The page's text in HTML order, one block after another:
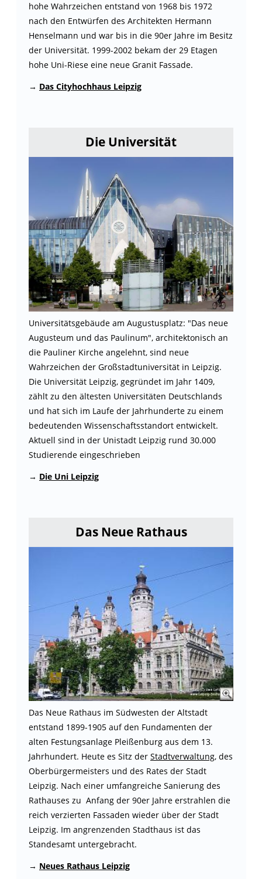
hohe Wahrzeichen entstand von 1968 bis 1972
nach den Entwürfen des Architekten Hermann
Henselmann und war bis in die 90er Jahre im Besitz
der Universität. 1999-2002 bekam der 29 Etagen
hohe Uni-Riese eine neue Granit Fassade.
→ Das Cityhochhaus Leipzig
Die Universität
Universitätsgebäude am Augustusplatz: "Das neue
Augusteum und das Paulinum", architektonisch an
die Pauliner Kirche angelehnt, sind neue
Wahrzeichen der Großstadtuniversität in Leipzig.
Die Universität Leipzig, gegründet im Jahr 1409,
zählt zu den ältesten Universitäten Deutschlands
und hat sich im Laufe der Jahrhunderte zu einem
bedeutenden Wissenschaftsstandort entwickelt.
Aktuell sind in der Unistadt Leipzig rund 30.000
Studierende eingeschrieben
→ Die Uni Leipzig
Das Neue Rathaus
Das Neue Rathaus im Südwesten der Altstadt
entstand 1899-1905 auf den Fundamenten der
alten Festungsanlage Pleißenburg aus dem 13.
Jahrhundert. Heute es Sitz der Stadtverwaltung, des
Oberbürgermeisters und des Rates der Stadt
Leipzig. Nach einer umfangreiche Sanierung des
Rathauses zu Anfang der 90er Jahre erstrahlen die
reich verzierten Fassaden wieder über der Stadt
Leipzig. Im angrenzenden Stadthaus ist das
Standesamt untergebracht.
→ Neues Rathaus Leipzig